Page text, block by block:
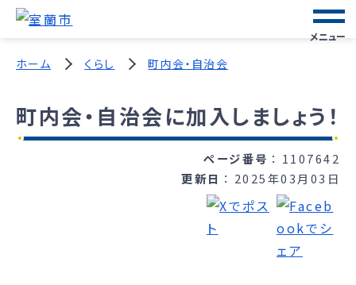
メニュー
ホーム くらし 町内会・自治会
町内会・自治会に加入しましょう！
ページ番号
1107642
更新日
2025年03月03日